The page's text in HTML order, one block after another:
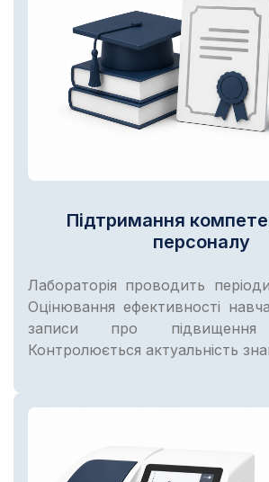
Підтримання
персоналу
Лабораторія проводить
Оцінювання ефективності
записи про підвищення
Контролюється актуальність